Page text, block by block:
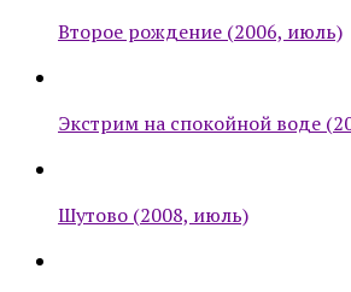
Второе рождение (2006, июль)
Экстрим на спокойной воде
Шутово (2008, июль)